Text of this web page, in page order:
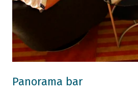
Panorama bar